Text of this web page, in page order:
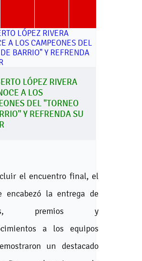
LÓPEZ RIVERA
A LOS
DEL "TORNEO
Y REFRENDA SU
el encuentro final, el
encabezó la entrega de
premios y
a los equipos
un destacado